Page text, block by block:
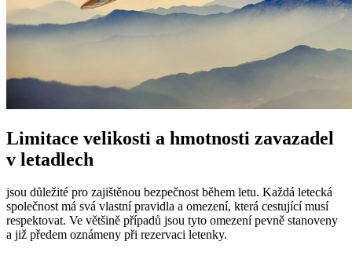
Limitace velikosti a hmotnosti zavazadel
v letadlech
jsou důležité pro zajištěnou bezpečnost během letu. Každá letecká
společnost má svá vlastní pravidla a omezení, která cestující musí
respektovat. Ve většině případů jsou tyto omezení pevně stanoveny
a již předem oznámeny při rezervaci letenky.